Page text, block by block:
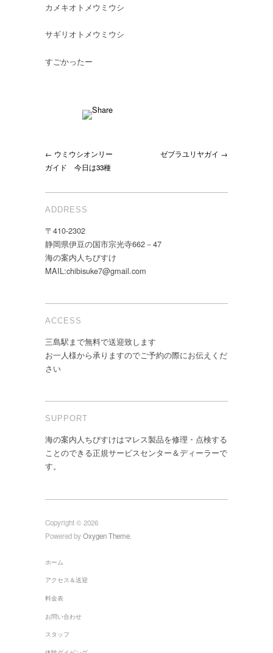
カメキオトメウミウシ
サギリオトメウミウシ
すごかったー
← ウミウシオンリー
ガイド 今日は33種
ゼブラユリヤガイ →
ADDRESS
〒410-2302
静岡県伊豆の国市宗光寺662－47
海の案内人ちびすけ
MAIL:chibisuke7@gmail.com
ACCESS
三島駅まで無料で送迎致します
お一人様から承りますのでご予約の際にお伝えくだ
さい
SUPPORT
海の案内人ちびすけはマレス製品を修理・点検する
ことのできる正規サービスセンター＆ディーラーで
す。
Copyright © 2026
Powered byOxygen Theme
ホーム
アクセス＆送迎
料金表
お問い合わせ
スタッフ